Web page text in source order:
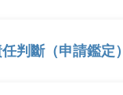
判斷（申請鑑定）